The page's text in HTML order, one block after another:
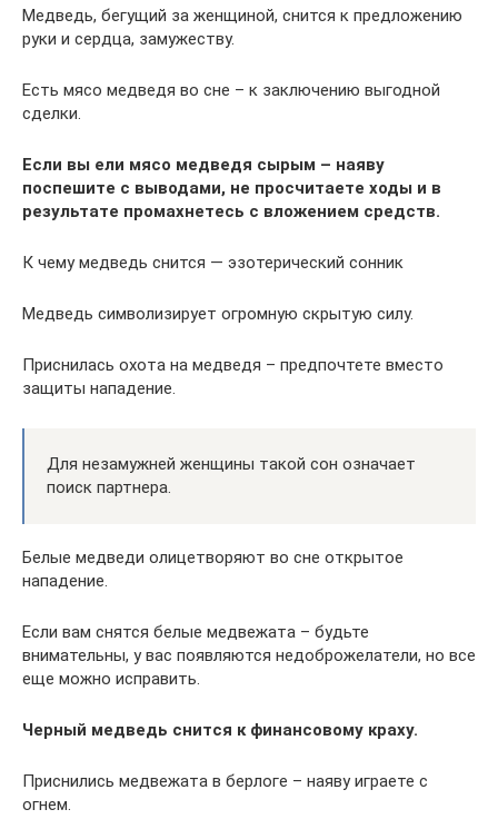
Медведь, бегущий за женщиной, снится к предложению
руки и сердца, замужеству.
Есть мясо медведя во сне – к заключению выгодной
сделки.
Если вы ели мясо медведя сырым – наяву
поспешите с выводами, не просчитаете ходы и в
результате промахнетесь с вложением средств.
К чему медведь снится — эзотерический сонник
Медведь символизирует огромную скрытую силу.
Приснилась охота на медведя – предпочтете вместо
защиты нападение.
Для незамужней женщины такой сон означает
поиск партнера.
Белые медведи олицетворяют во сне открытое
нападение.
Если вам снятся белые медвежата – будьте
внимательны, у вас появляются недоброжелатели, но все
еще можно исправить.
Черный медведь снится к финансовому краху.
Приснились медвежата в берлоге – наяву играете с
огнем.